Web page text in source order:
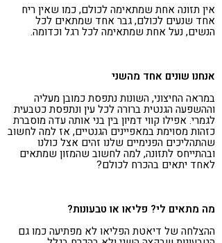
אין תזונה אחת שמתאימה לכולם, כמו שאין ריח
אחד שנעים לכולם, גבר אחד שמתאים לכל
הנשים, נעל אחת שמתאימה לכל רגל וכדומה.
אנחנו שונים אחד מהשני
במראה החיצוני, השונות נתפסת כמובן מעליה
וההשפעה הגנטית ברורה לכל עין ונתפסת כטבעית
לגמרי. אפילו קווי דמיון בין בני אותה עדה מוסברת
כזהות מסוימת במאפיינים הגנטיים, אז למה לחשוב
שהתהליכים הפנימיים שלנו זהים אצל כולנו
ובהתייחס לתזונה, למה לחשוב שהמזון שמתאים
לאחד יתאים בהכרח לכולם?
מה מתאים לי? פליאו או טבעונות?
ההצלחה של דיאטת הפליאו לא מפתיעה כמו גם